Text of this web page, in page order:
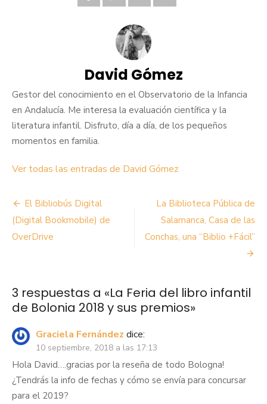
David Gómez
Gestor del conocimiento en el Observatorio de la Infancia
en Andalucía. Me interesa la evaluación científica y la
literatura infantil. Disfruto, día a día, de los pequeños
momentos en familia.
Ver todas las entradas de David Gómez
Navegación
de
entradas
El Bibliobús Digital
(Digital Bookmobile) de
OverDrive
La Biblioteca Pública de
Salamanca, Casa de las
Conchas, una “Biblio +Fácil”
3 respuestas a «La Feria del libro infantil
de Bolonia 2018 y sus premios»
Graciela Fernández dice:
10 septiembre, 2018 a las 17:13
Hola David….gracias por la reseña de todo Bologna!
¿Tendrás la info de fechas y cómo se envía para concursar
para el 2019?